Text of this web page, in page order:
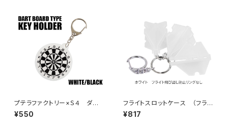
プテラファクトリー×Ｓ４ ダー
ツボード型キーホルダー ホワ
イト／ブラック
¥550
フライトスロットケース （フライ
ト飛び出し防止リングなし）
¥817